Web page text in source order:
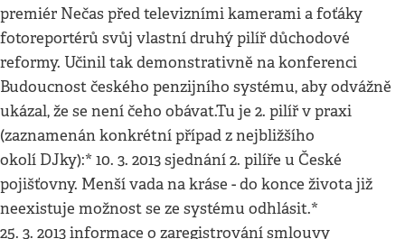
premiér Nečas před televizními kamerami a foťáky
fotoreportérů svůj vlastní druhý pilíř důchodové
reformy. Učinil tak demonstrativně na konferenci
Budoucnost českého penzijního systému, aby odvážně
ukázal, že se není čeho obávat.Tu je 2. pilíř v praxi
(zaznamenán konkrétní případ z nejbližšího
okolí DJky):* 10. 3. 2013 sjednání 2. pilíře u České
pojišťovny. Menší vada na kráse - do konce života již
neexistuje možnost se ze systému odhlásit.*
25. 3. 2013 informace o zaregistrování smlouvy